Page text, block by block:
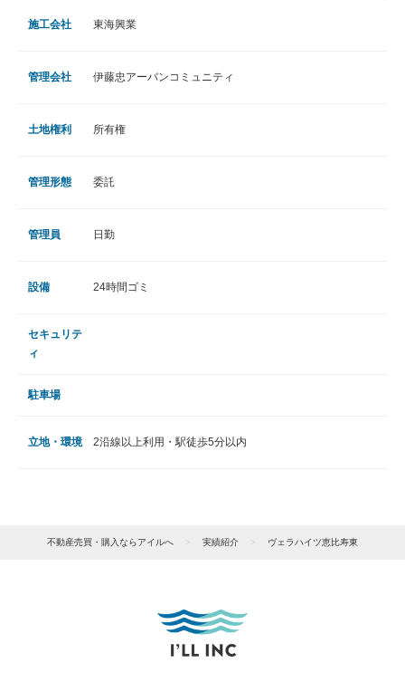
施工会社 東海興業
管理会社 伊藤忠アーバンコミュニティ
土地権利 所有権
管理形態 委託
管理員 日勤
設備 24時間ゴミ
セキュリテ
ィ
駐車場
立地・環境 2沿線以上利用・駅徒歩5分以内
不動産売買・購入ならアイルへ > 実績紹介 > ヴェラハイツ恵比寿東